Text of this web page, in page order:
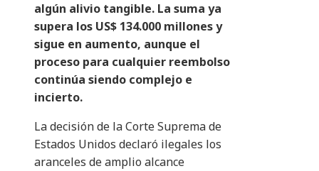
algún alivio tangible. La suma ya
supera los US$ 134.000 millones y
sigue en aumento, aunque el
proceso para cualquier reembolso
continúa siendo complejo e
incierto.
La decisión de la Corte Suprema de
Estados Unidos declaró ilegales los
aranceles de amplio alcance